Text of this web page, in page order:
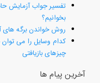
تفسیر جواب آزمایش
بخوانیم؟
روش خواندن برگه های
کدام وسایل را می توان
چیزهای بازیافتی
آخرین پیام ها